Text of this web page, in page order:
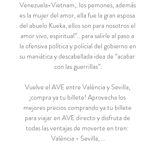
Venezuela-Vietnam,. los pemones, además
es la mujer del amor, ella fue la gran esposa
del abuelo Kueka, ellos son para nosotros el
amor vivo, espiritual”.. para salirle al paso a
la ofensiva política y policial del gobierno en
su maniática y descabellada idea de “acabar
con las guerrillas”.
Vuelve el AVE entre València y Sevilla,
¡compra ya tu billete! Aprovecha los
mejores precios comprando ya tu billete
para viajar en AVE directo y disfruta de
todas las ventajas de moverte en tren:
València - Sevilla, ...